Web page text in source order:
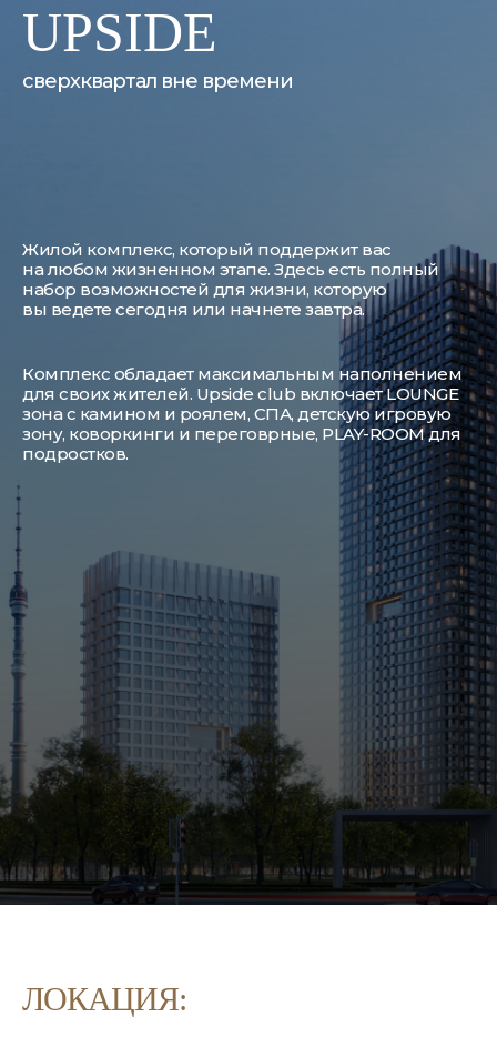
UPSIDE
сверхквартал вне времени
Жилой комплекс, который поддержит вас
на любом жизненном этапе. Здесь есть полный
набор возможностей для жизни, которую
вы ведете сегодня или начнете завтра.
Комплекс обладает максимальным наполнением
для своих жителей. Upside club включает LOUNGE
зона с камином и роялем, СПА, детскую игровую
зону, коворкинги и переговрные, PLAY-ROOM для
подростков.
ЛОКАЦИЯ: